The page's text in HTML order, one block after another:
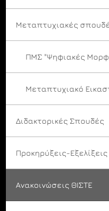
Μεταπτυχιακές
ΠΜΣ "Ψηφιακές
Μεταπτυχιακό
Διδακτορικές Σπουδές
Προκηρύξεις-
Ανακοινώσεις ΘΙΣΤΕ